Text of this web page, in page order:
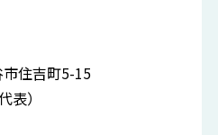
住吉町5-15
）